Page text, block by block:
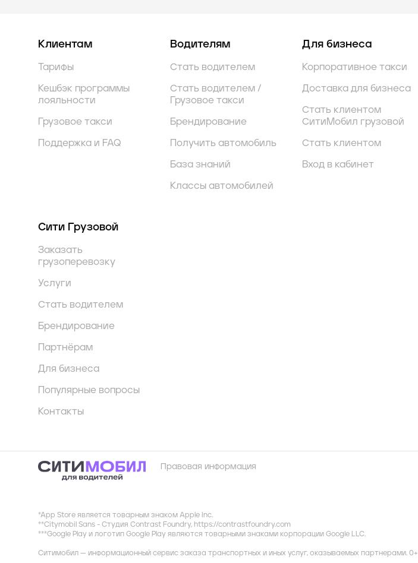
Клиентам
Тарифы
Кешбэк программы
лояльности
Грузовое такси
Поддержка и FAQ
Водителям
Стать водителем
Стать водителем /
Грузовое такси
Брендирование
Получить автомобиль
База знаний
Классы автомобилей
Для бизнеса
Корпоративное такси
Доставка для бизнеса
Стать клиентом
СитиМобил грузовой
Стать клиентом
Вход в кабинет
Сити Грузовой
Заказать
грузоперевозку
Услуги
Стать водителем
Брендирование
Партнёрам
Для бизнеса
Популярные вопросы
Контакты
Правовая информация
*App Store является товарным знаком Apple Inc.
**Citymobil Sans - Студия Contrast Foundry, https://contrastfoundry.com
***Google Play и логотип Google Play являются товарными знаками корпорации Google LLC.
Ситимобил — информационный сервис заказа транспортных и иных услуг, оказываемых партнерами. 0+